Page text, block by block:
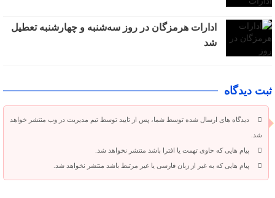
ادارات هرمزگان در روز سه‌شنبه و چهارشنبه تعطیل
شد
ثبت دیدگاه
دیدگاه های ارسال شده توسط شما، پس از تایید توسط تیم مدیریت در وب منتشر خواهد
شد.
پیام هایی که حاوی تهمت یا افترا باشد منتشر نخواهد شد.
پیام هایی که به غیر از زبان فارسی یا غیر مرتبط باشد منتشر نخواهد شد.